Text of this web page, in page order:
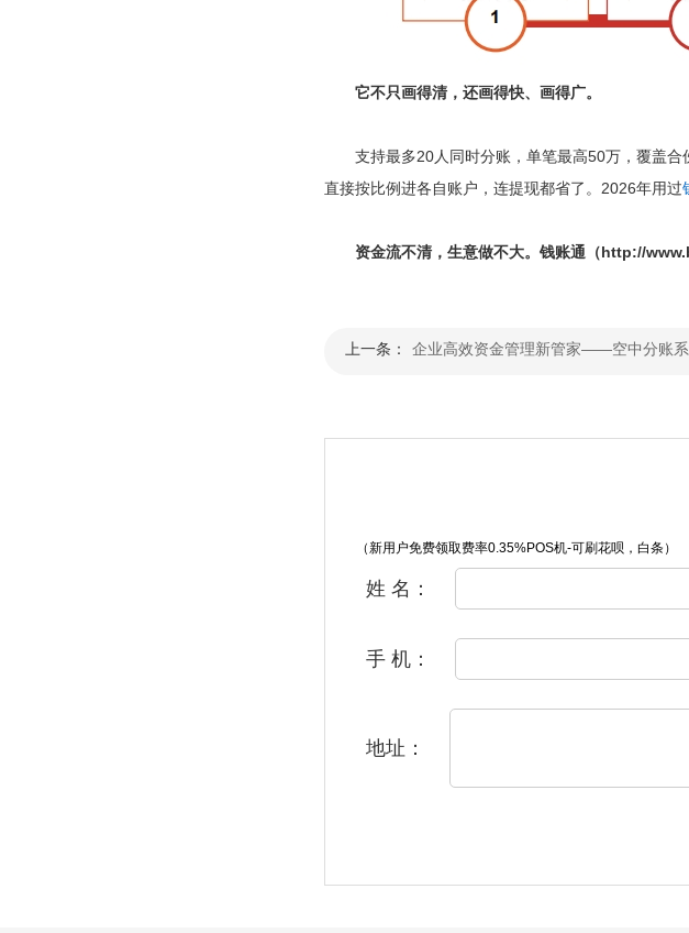
它不只画得清，还画得快、画得广。
支持最多20人同时分账，单笔最高50万，覆盖合
直接按比例进各自账户，连提现都省了。2026年用过
资金流不清，生意做不大。钱账通（http://
上一条： 企业高效资金管理新管家——空中分账
（新用户免费领取费率0.35%POS机-可刷花呗，白条）
姓 名：
手 机：
地址：